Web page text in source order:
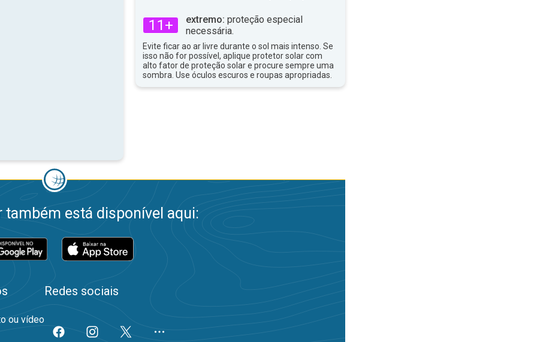
11+ extremo: proteção especial
necessária.
Evite ficar ao ar livre durante o sol mais intenso. Se
isso não for possível, aplique protetor solar com
alto fator de proteção solar e procure sempre uma
sombra. Use óculos escuros e roupas apropriadas.
também está disponível aqui:
ou vídeo
Redes sociais